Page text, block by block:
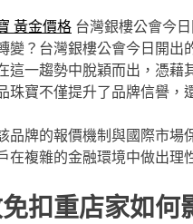
黃金價格 台灣銀樓公會今
變？台灣銀樓公會今日開出
這一趨勢中脫穎而出，憑藉
珠寶不僅提升了品牌信譽，
品牌的報價機制與國際市
在複雜的金融環境中做出理
免扣重店家如何